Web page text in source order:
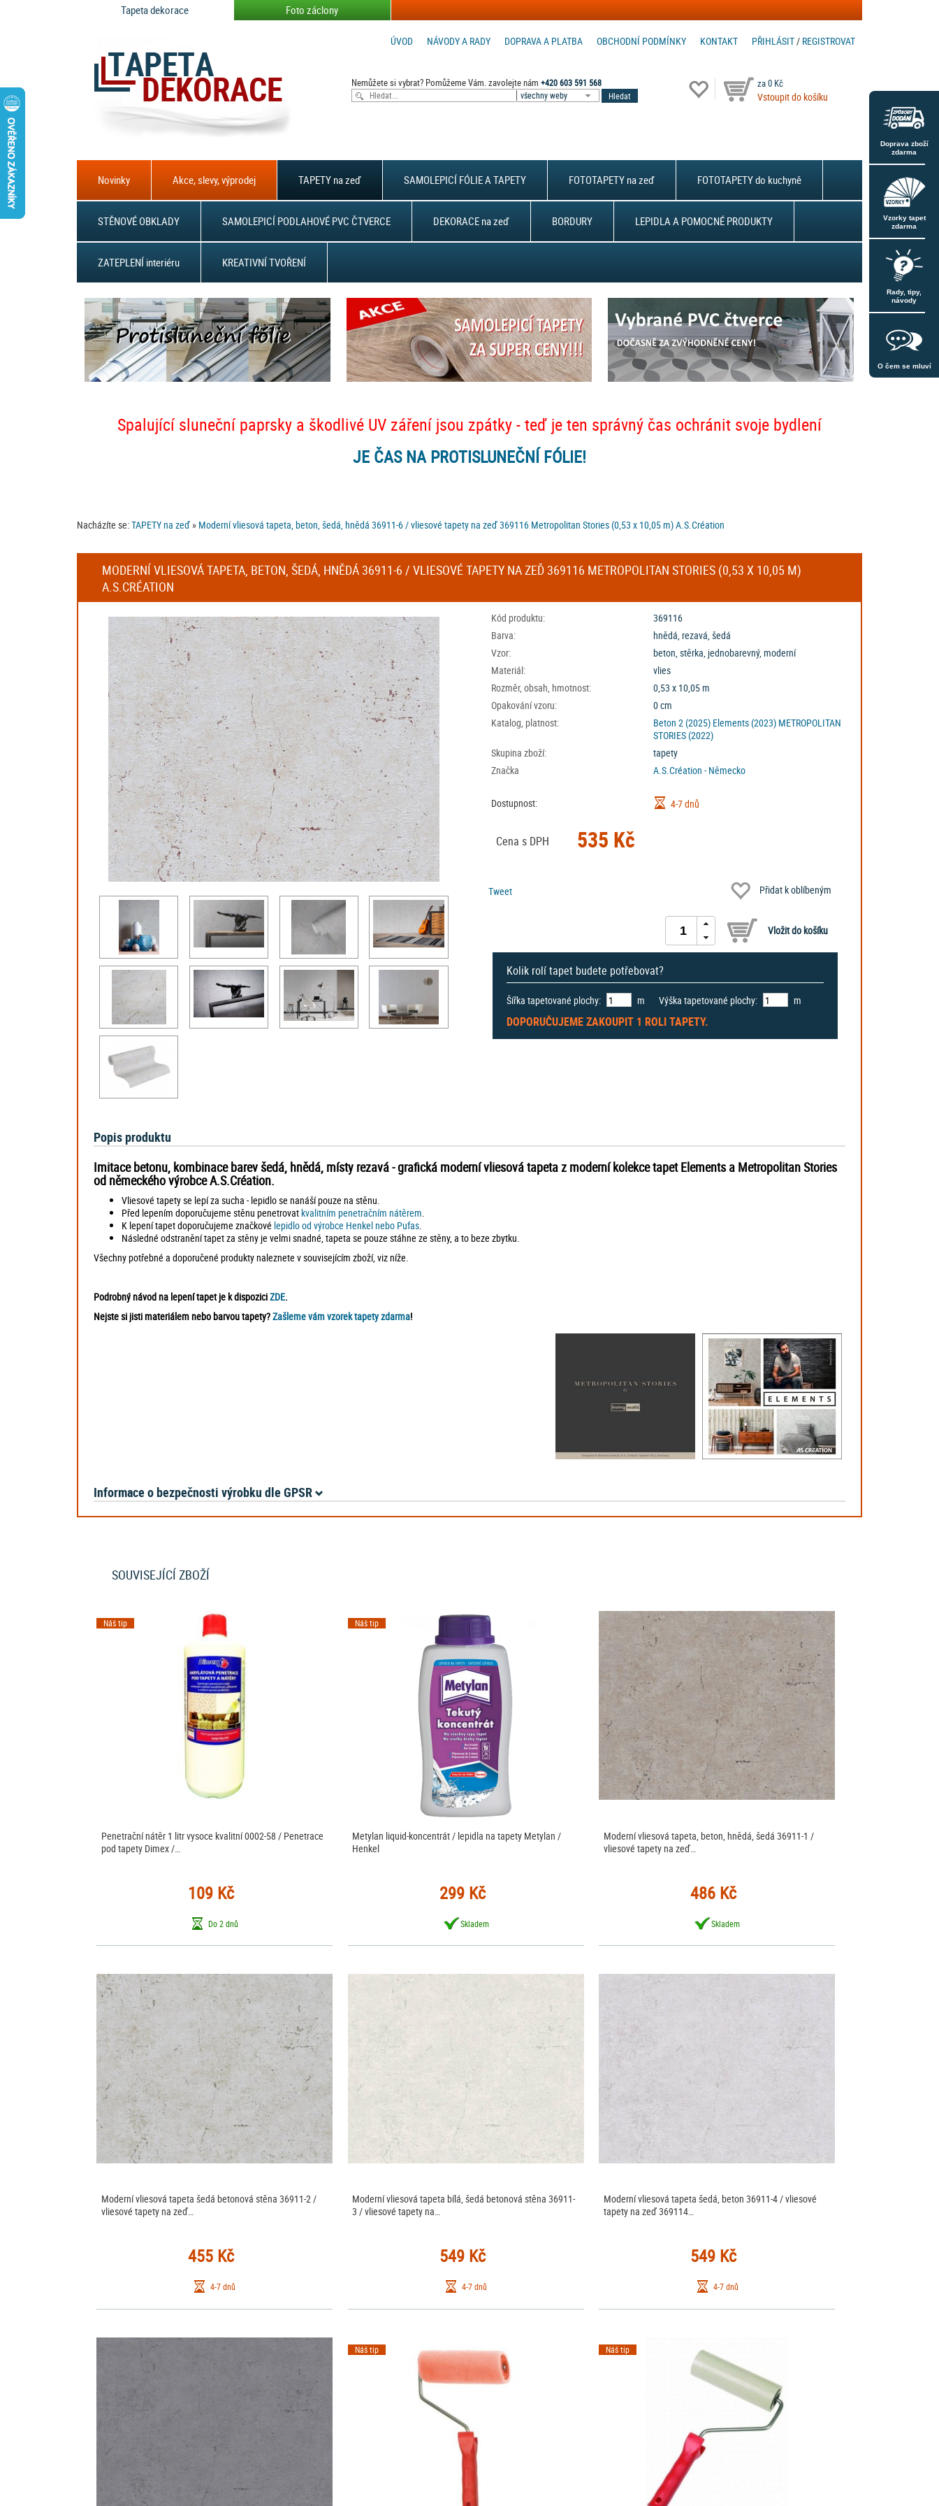
Tapeta dekorace Foto záclony
PŘIHLÁSIT/ REGISTROVAT
KONTAKT
OBCHODNÍ PODMÍNKY
DOPRAVA A PLATBA
NÁVODY A RADY
ÚVOD
Nemůžete si vybrat? Pomůžeme Vám. zavolejte nám+420 603 591 568
všechny weby
za 0 Kč
Vstoupit do košíku
Novinky Akce, slevy, výprodej TAPETY na zeď SAMOLEPICÍ FÓLIE A TAPETY FOTOTAPETY na zeď FOTOTAPETY do kuchyně
STĚNOVÉ OBKLADY SAMOLEPICÍ PODLAHOVÉ PVC ČTVERCE DEKORACE na zeď BORDURY LEPIDLA A POMOCNÉ PRODUKTY
ZATEPLENÍ interiéru KREATIVNÍ TVOŘENÍ
Doprava zboží
zdarma
Vzorky tapet
zdarma
Rady, tipy,
návody
O čem se mluví
Spalující sluneční paprsky a škodlivé UV záření jsou zpátky - teď je ten správný čas ochránit svoje bydlení
JE ČAS NA PROTISLUNEČNÍ FÓLIE!
Nacházíte se:TAPETY na zeď » Moderní vliesová tapeta, beton, šedá, hnědá 36911-6 / vliesové tapety na zeď 369116 Metropolitan Stories (0,53 x 10,05 m) A.S.Création
MODERNÍ VLIESOVÁ TAPETA, BETON, ŠEDÁ, HNĚDÁ 36911-6 / VLIESOVÉ TAPETY NA ZEĎ 369116 METROPOLITAN STORIES (0,53 X 10,05 M)
A.S.CRÉATION
Kód produktu:
369116
Barva:
hnědá, rezavá, šedá
Vzor:
beton, stěrka, jednobarevný, moderní
Materiál:
vlies
Rozměr, obsah, hmotnost:
0,53 x 10,05 m
Opakování vzoru:
0 cm
Katalog, platnost:
Beton 2 (2025) Elements (2023) METROPOLITAN
STORIES (2022)
Skupina zboží:
tapety
Značka
A.S.Création - Německo
Dostupnost: 4-7 dnů
Cena s DPH 535 Kč
Tweet Přidat k oblíbeným
Kolik rolí tapet budete potřebovat?
Šířka tapetované plochy: m Výška tapetované plochy: m
DOPORUČUJEME ZAKOUPIT 1 ROLITAPETY.
Popis produktu
Imitace betonu, kombinace barev šedá, hnědá, místy rezavá - grafická moderní vliesová tapeta z moderní kolekce tapet Elements a Metropolitan Stories
od německého výrobce A.S.Création.
Vliesové tapety se lepí za sucha - lepidlo se nanáší pouze na stěnu.
Před lepením doporučujeme stěnu penetrovatkvalitním penetračním nátěrem
K lepení tapet doporučujeme značkové lepidlo od výrobce Henkel nebo Pufas
Následné odstranění tapet za stěny je velmi snadné, tapeta se pouze stáhne ze stěny, a to beze zbytku.
Všechny potřebné a doporučené produkty naleznete v souvisejícím zboží, viz níže.
Podrobný návod na lepení tapet je k dispoziciZDE.
Nejste si jisti materiálem nebo barvou tapety?Zašleme vám vzorek tapety zdarma!
Informace o bezpečnosti výrobku dle GPSR
SOUVISEJÍCÍ ZBOŽÍ
Náš tip
Penetrační nátěr 1 litr vysoce kvalitní 0002-58 / Penetrace
pod tapety Dimex /…
109 Kč
Do 2 dnů
Náš tip
Metylan liquid-koncentrát / lepidla na tapety Metylan /
Henkel
299 Kč
Skladem
Moderní vliesová tapeta, beton, hnědá, šedá 36911-1 /
vliesové tapety na zeď…
486 Kč
Skladem
Moderní vliesová tapeta šedá betonová stěna 36911-2 /
vliesové tapety na zeď…
455 Kč
4-7 dnů
Moderní vliesová tapeta bílá, šedá betonová stěna 36911-
3 / vliesové tapety na…
549 Kč
4-7 dnů
Moderní vliesová tapeta šedá, beton 36911-4 / vliesové
tapety na zeď 369114…
549 Kč
4-7 dnů
Náš tip Náš tip